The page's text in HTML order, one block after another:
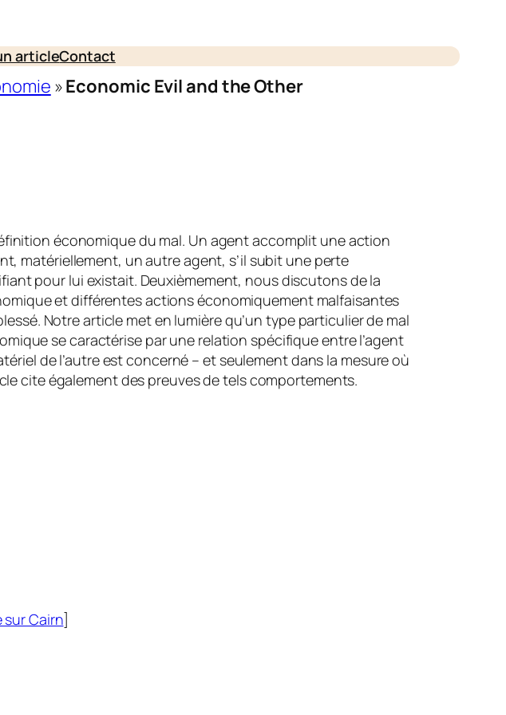
articleContact
»Economic Evil and the Other
économique du mal. Un agent accomplit une action
matériellement, un autre agent, s’il subit une perte
pour lui existait. Deuxièmement, nous discutons de la
et différentes actions économiquement malfaisantes
Notre article met en lumière qu’un type particulier de mal
se caractérise par une relation spécifique entre l’agent
de l’autre est concerné – et seulement dans la mesure où
cite également des preuves de tels comportements.
sur Cairn